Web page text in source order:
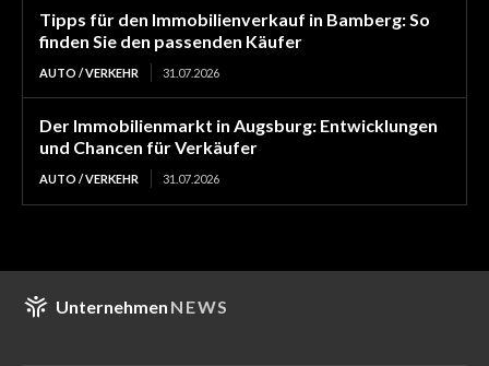
Tipps für den Immobilienverkauf in Bamberg: So
finden Sie den passenden Käufer
AUTO / VERKEHR 31.07.2026
Der Immobilienmarkt in Augsburg: Entwicklungen
und Chancen für Verkäufer
AUTO / VERKEHR 31.07.2026
Unternehmen NEWS